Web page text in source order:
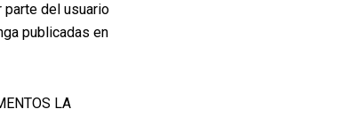
del usuario
publicadas en
LA